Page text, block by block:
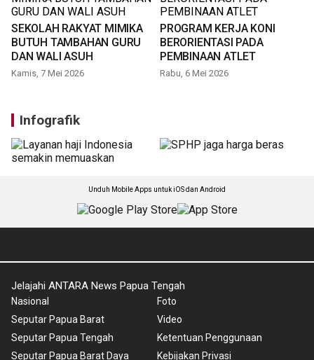
SEKOLAH RAKYAT MIMIKA
BUTUH TAMBAHAN GURU
DAN WALI ASUH
Kamis, 7 Mei 2026
PROGRAM KERJA KONI
BERORIENTASI PADA
PEMBINAAN ATLET
Rabu, 6 Mei 2026
Infografik
Unduh Mobile Apps untuk iOS dan Android
Jelajahi ANTARA News Papua Tengah
Nasional
Seputar Papua Barat
Seputar Papua Tengah
Seputar Papua Barat Daya
Foto
Video
Ketentuan Penggunaan
Kebijakan Privasi